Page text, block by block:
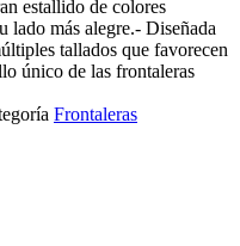
estallido de colores
lado más alegre.- Diseñada
tallados que favorecen
único de las frontaleras
Frontaleras